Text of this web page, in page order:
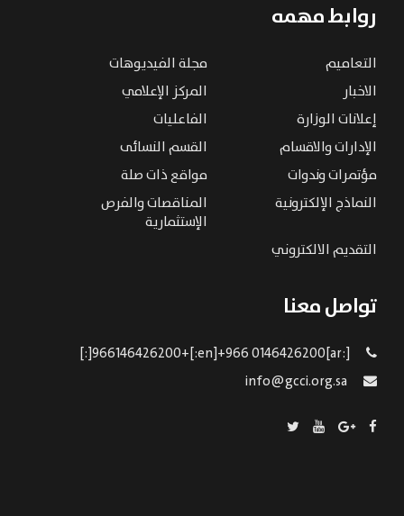
روابط مهمه
التعاميم
مجلة الفيديوهات
الاخبار
المركز الإعلامي
إعلانات الوزارة
الفاعليات
الإدارات والاقسام
القسم النسائى
مؤتمرات وندوات
مواقع ذات صلة
النماذج الإلكترونية
المناقصات والفرص
الإستثمارية
التقديم الالكتروني
تواصل معنا
[:ar]966146426200+[:en]+966 0146426200[:]